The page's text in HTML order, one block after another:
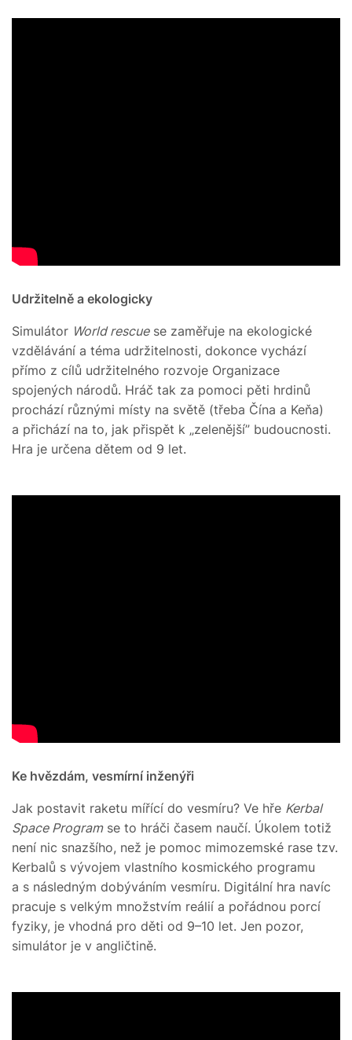
Udržitelně a ekologicky
Simulátor World rescuese zaměřuje na ekologické
vzdělávání a téma udržitelnosti, dokonce vychází
přímo z cílů udržitelného rozvoje Organizace
spojených národů. Hráč tak za pomoci pěti hrdinů
prochází různými místy na světě (třeba Čína a Keňa)
a přichází na to, jak přispět k „zelenější” budoucnosti.
Hra je určena dětem od 9 let.
Ke hvězdám, vesmírní inženýři
Jak postavit raketu mířící do vesmíru? Ve hře Kerbal
Space Programse to hráči časem naučí. Úkolem totiž
není nic snazšího, než je pomoc mimozemské rase tzv.
Kerbalů s vývojem vlastního kosmického programu
a s následným dobýváním vesmíru. Digitální hra navíc
pracuje s velkým množstvím reálií a pořádnou porcí
fyziky, je vhodná pro děti od 9–10 let. Jen pozor,
simulátor je v angličtině.